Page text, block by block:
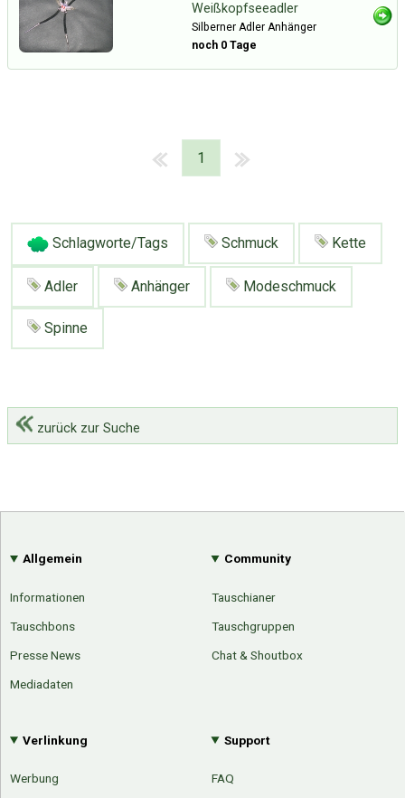
Weißkopfseeadler
Silberner Adler Anhänger
noch 0 Tage
1
Schlagworte/Tags Schmuck Kette
Adler Anhänger Modeschmuck
Spinne
zurück zur Suche
Allgemein
Informationen
Tauschbons
Presse News
Mediadaten
Community
Tauschianer
Tauschgruppen
Chat & Shoutbox
Verlinkung
Werbung
Support
FAQ